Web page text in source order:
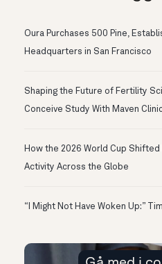
Oura Purchases 500 Pine,
Headquarters in San Francisco
Shaping the Future of Fertility
Conceive Study With Maven
How the 2026 World Cup
Activity Across the Globe
“I Might Not Have Woken Up:”